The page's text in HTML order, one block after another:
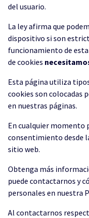
del usuario.
La ley afirma que
dispositivo si son
funcionamiento de
de cookies
Esta página utiliza
cookies son colocadas
en nuestras páginas.
En cualquier momento
consentimiento desde
sitio web.
Obtenga más
puede contactarnos y
personales en nuestra
Al contactarnos